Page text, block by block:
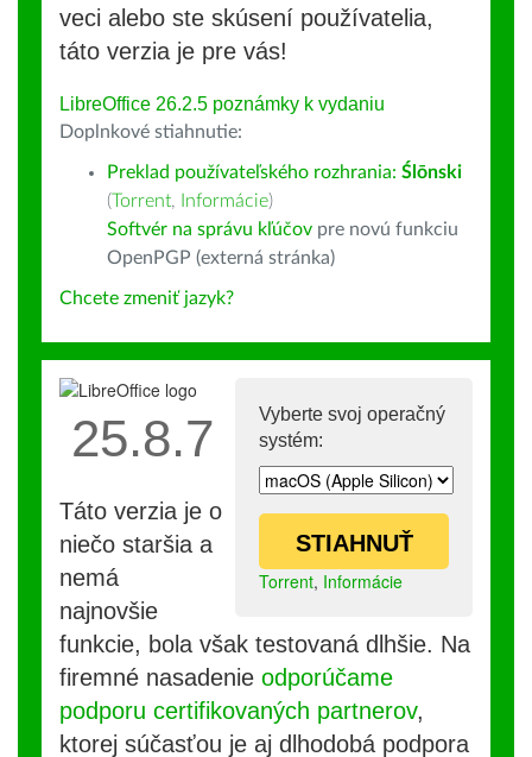
veci alebo ste skúsení používatelia,
táto verzia je pre vás!
LibreOffice 26.2.5 poznámky k vydaniu
Doplnkové stiahnutie:
Preklad používateľského rozhrania: Ślōnski
(Torrent, Informácie)
Softvér na správu kľúčov pre novú funkciu
OpenPGP (externá stránka)
Chcete zmeniť jazyk?
Vyberte svoj operačný
systém:
STIAHNUŤ
Torrent, Informácie
25.8.7
Táto verzia je o
niečo staršia a
nemá
najnovšie
funkcie, bola však testovaná dlhšie. Na
firemné nasadenie odporúčame
podporu certifikovaných partnerov,
ktorej súčasťou je aj dlhodobá podpora